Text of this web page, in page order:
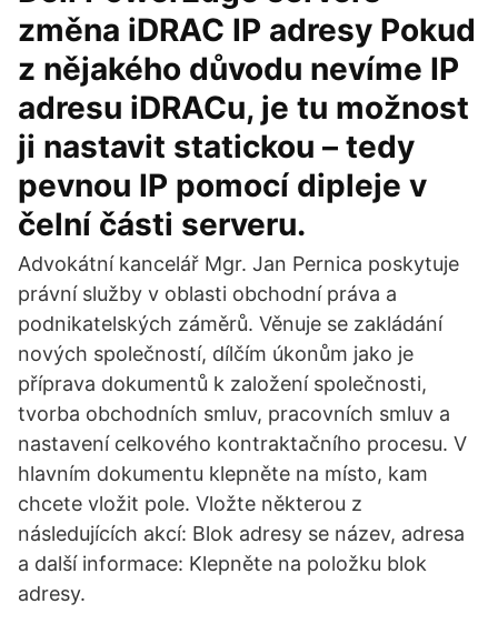
změna iDRAC IP adresy Pokud
z nějakého důvodu nevíme IP
adresu iDRACu, je tu možnost
ji nastavit statickou – tedy
pevnou IP pomocí dipleje v
čelní části serveru.
Advokátní kancelář Mgr. Jan Pernica poskytuje
právní služby v oblasti obchodní práva a
podnikatelských záměrů. Věnuje se zakládání
nových společností, dílčím úkonům jako je
příprava dokumentů k založení společnosti,
tvorba obchodních smluv, pracovních smluv a
nastavení celkového kontraktačního procesu. V
hlavním dokumentu klepněte na místo, kam
chcete vložit pole. Vložte některou z
následujících akcí: Blok adresy se název, adresa
a další informace: Klepněte na položku blok
adresy.